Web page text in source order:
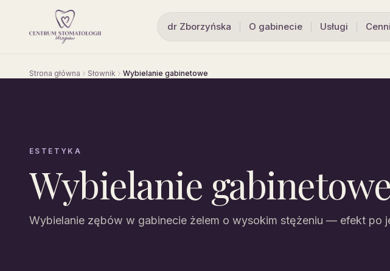
dr Zborzyńska O gabinecie Usługi
Strona główna Słownik Wybielanie gabinetowe
ESTETYKA
Wybielanie gabinetowe
Wybielanie zębów w gabinecie żelem o wysokim stężeniu — efekt po